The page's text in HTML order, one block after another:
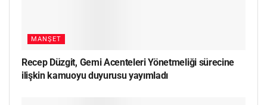
MANŞET
Recep Düzgit, Gemi Acenteleri Yönetmeliği sürecine
ilişkin kamuoyu duyurusu yayımladı